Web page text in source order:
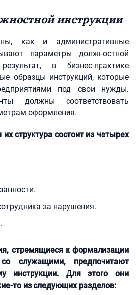
инструкции
как и административные
параметры должностной
в бизнес-практике
образцы инструкций, которые
под свои нужды.
должны соответствовать
оформления.
структура состоит из четырех
за нарушения.
стремящиеся к формализации
служащими, предпочитают
инструкции. Для этого они
то из следующих разделов: